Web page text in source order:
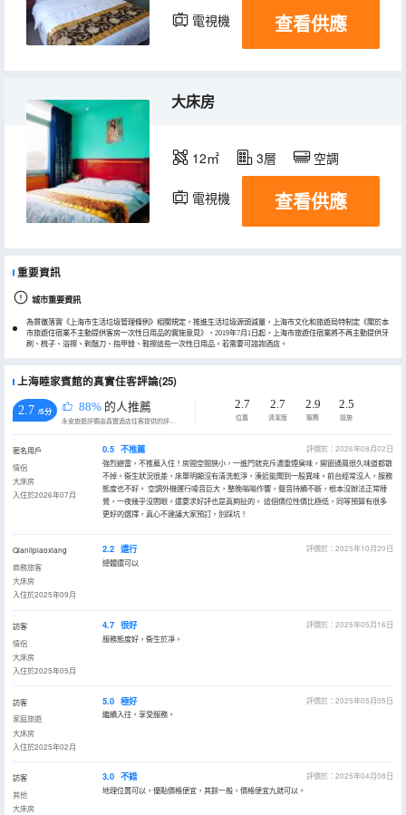
電視機 查看供應
大床房
12㎡ 3層 空調
電視機 查看供應
重要資訊
城市重要資訊
為貫徹落實《上海市生活垃圾管理條例》相關規定，推進生活垃圾源頭減量，上海市文化和旅遊局特制定《關於本
市旅遊住宿業不主動提供客房一次性日用品的實施意見》，2019年7月1日起，上海市旅遊住宿業將不再主動提供牙
刷、梳子、浴擦、剃鬚刀、指甲銼、鞋擦這些一次性日用品。若需要可諮詢酒店。
上海睦家賓館的真實住客評論(25)
2.7 /5分 88% 的人推薦
永安旅遊評價由真實酒店住客提供的評價。
2.7
位置
2.7
清潔度
2.9
服務
2.5
設施
匿名用戶
情侶
大床房
入住於2026年07月
0.5 不推薦
評價於：2026年08月02日
強烈避雷，不推薦入住！房間空間狹小，一進門就充斥濃重煙臭味，開窗通風很久味道都散
不掉。衞生狀況很差，床單明顯沒有清洗乾淨，湊近能聞到一股異味。前台經常沒人，服務
態度也不好。 空調外機運行噪音巨大，整晚嗡嗡作響，聲音持續不斷，根本沒辦法正常睡
覺，一夜幾乎沒閤眼。還要求好評也是真夠扯的。 這個價位性價比極低，同等預算有很多
更好的選擇，真心不建議大家預訂，別踩坑！
Qianlipiaoxiang
商務旅客
大床房
入住於2025年09月
2.2 還行
評價於：2025年10月20日
總體還可以
訪客
情侶
大床房
入住於2025年05月
4.7 很好
評價於：2025年05月16日
服務態度好，衞生於凈。
訪客
家庭旅遊
大床房
入住於2025年02月
5.0 極好
評價於：2025年05月05日
繼續入往，享受服務。
訪客
其他
大床房
3.0 不錯
評價於：2025年04月08日
地理位置可以，優點價格便宜，其餘一般，價格便宜九就可以。